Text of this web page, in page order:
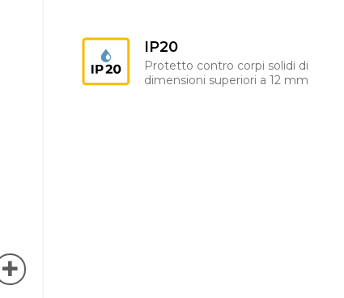
IP20
Protetto contro corpi solidi di
dimensioni superiori a 12 mm